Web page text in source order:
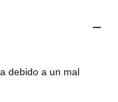
debido a un mal